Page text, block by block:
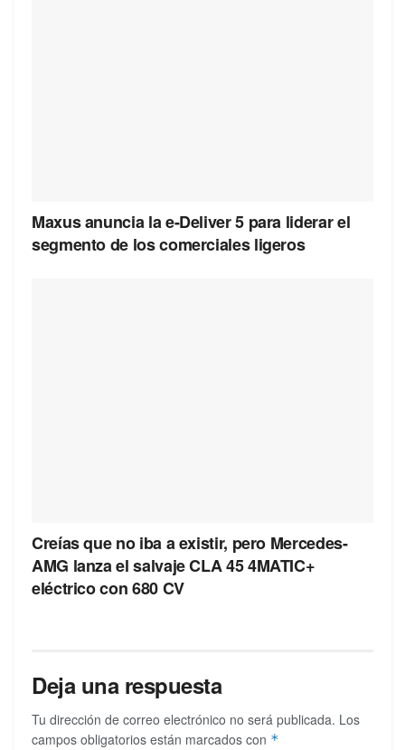
Maxus anuncia la e-Deliver 5 para liderar el
segmento de los comerciales ligeros
Creías que no iba a existir, pero Mercedes-
AMG lanza el salvaje CLA 45 4MATIC+
eléctrico con 680 CV
Deja una respuesta
Tu dirección de correo electrónico no será publicada. Los
campos obligatorios están marcados con *